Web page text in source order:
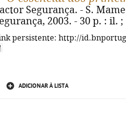
Segurança. - S.
2003. - 30 p. : il.
persistente: http://
ADICIONAR À LISTA